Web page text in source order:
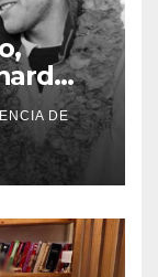
a
DE